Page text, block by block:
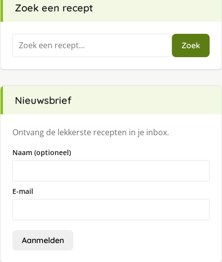
Zoek een recept
Zoeken
naar:
Zoek
Nieuwsbrief
Ontvang de lekkerste recepten in je inbox.
Naam (optioneel)
E-mail
Aanmelden